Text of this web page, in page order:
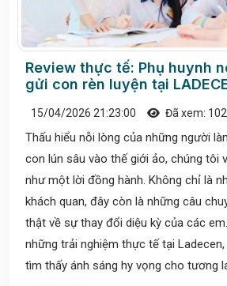
Review thực tế: Phụ huynh
gửi con rèn luyện tại
15/04/2026 21:23:00 Đã xem: 102
Thấu hiểu nỗi lòng của những người
con lún sâu vào thế giới ảo, chúng tôi
như một lời đồng hành. Không chỉ là
khách quan, đây còn là những câu
thật về sự thay đổi diệu kỳ của các
những trải nghiệm thực tế tại
tìm thấy ánh sáng hy vọng cho tương